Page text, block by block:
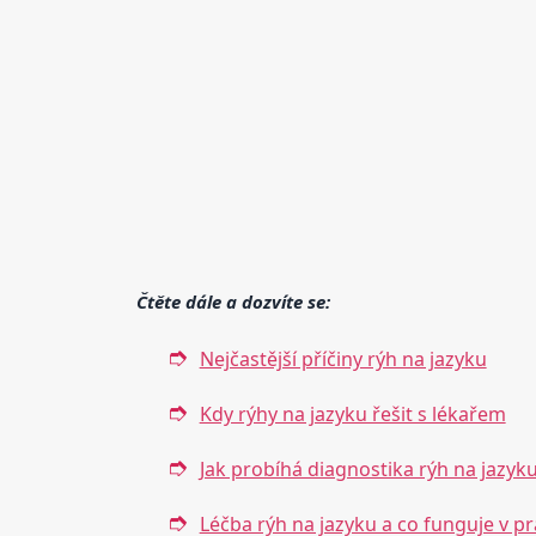
Čtěte dále a dozvíte se:
Nejčastější příčiny rýh na jazyku
Kdy rýhy na jazyku řešit s lékařem
Jak probíhá diagnostika rýh na jazyku
Léčba rýh na jazyku a co funguje v